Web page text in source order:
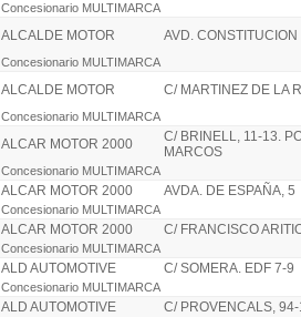
Concesionario MULTIMARCA
ALCALDE MOTOR AVD. CONSTITUCION
Concesionario MULTIMARCA
ALCALDE MOTOR C/ MARTINEZ DE LA
Concesionario MULTIMARCA
ALCAR MOTOR 2000
C/ BRINELL, 11-13.
MARCOS
Concesionario MULTIMARCA
ALCAR MOTOR 2000 AVDA. DE ESPAÑA, 5
Concesionario MULTIMARCA
ALCAR MOTOR 2000 C/ FRANCISCO
Concesionario MULTIMARCA
ALD AUTOMOTIVE C/ SOMERA. EDF 7-9
Concesionario MULTIMARCA
ALD AUTOMOTIVE C/ PROVENCALS,